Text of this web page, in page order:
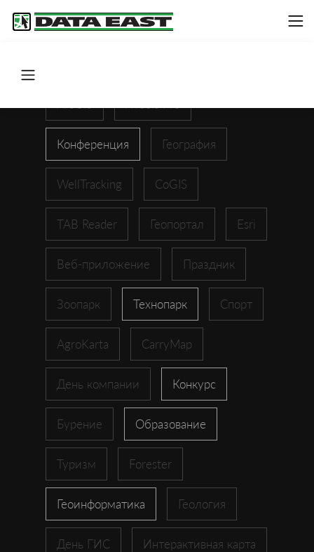
Конференция География
WellTracking CoGIS
TAB Reader Геопортал Esri
Веб-приложение Праздник
Зоопарк Технопарк Спорт
AgroKarta CarryMap
День компании Конкурс
Бурение Образование
Туризм Forester
Геоинформатика Геология
День ГИС Интерактивная карта